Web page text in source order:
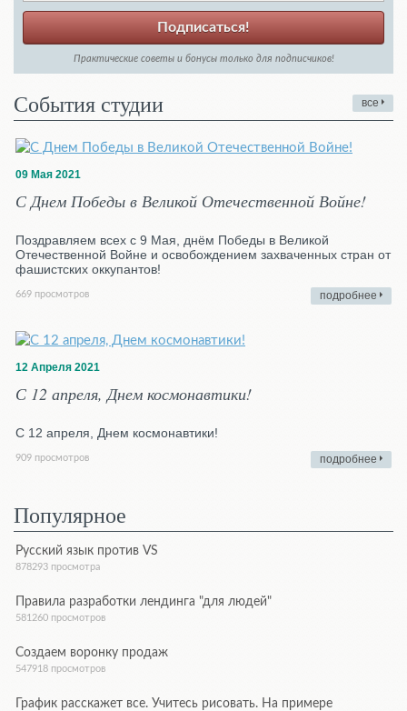
Подписаться!
Практические советы и бонусы только для подписчиков!
События студии все
09 Мая 2021
С Днем Победы в Великой Отечественной Войне!
Поздравляем всех с 9 Мая, днём Победы в Великой
Отечественной Войне и освобождением захваченных стран от
фашистских оккупантов!
669 просмотров подробнее
12 Апреля 2021
С 12 апреля, Днем космонавтики!
С 12 апреля, Днем космонавтики!
909 просмотров подробнее
Популярное
Русский язык против VS
878293 просмотра
Правила разработки лендинга "для людей"
581260 просмотров
Создаем воронку продаж
547918 просмотров
График расскажет все. Учитесь рисовать. На примере